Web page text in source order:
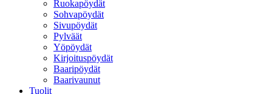
Ruokapöydät
Sohvapöydät
Sivupöydät
Pylväät
Yöpöydät
Kirjoituspöydät
Baaripöydät
Baarivaunut
Tuolit